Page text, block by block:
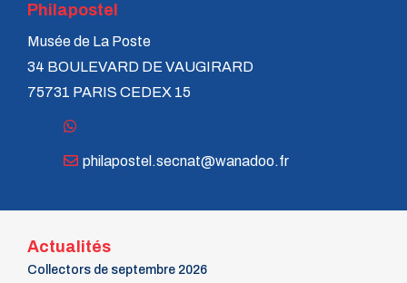
Philapostel
Musée de La Poste
34 BOULEVARD DE VAUGIRARD
75731 PARIS CEDEX 15
philapostel.secnat@wanadoo.fr
Actualités
Collectors de septembre 2026